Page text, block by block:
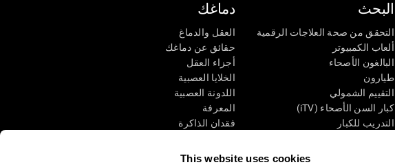
This website uses cookies
دماغك
العقل والدماغ
حقائق عن دماغك
أجزاء العقل
الخلايا العصبية
اللدونة العصبية
المعرفة
فقدان الذاكرة
وظائف ذهنية
البحث
التحقق من صحة العلاجات الرقمية
ألعاب الكمبيوتر
البالغون الأصحاء
طيارون
التقييم الشمولي
كبار السن الأصحاء (iTV)
التدريب للكبار